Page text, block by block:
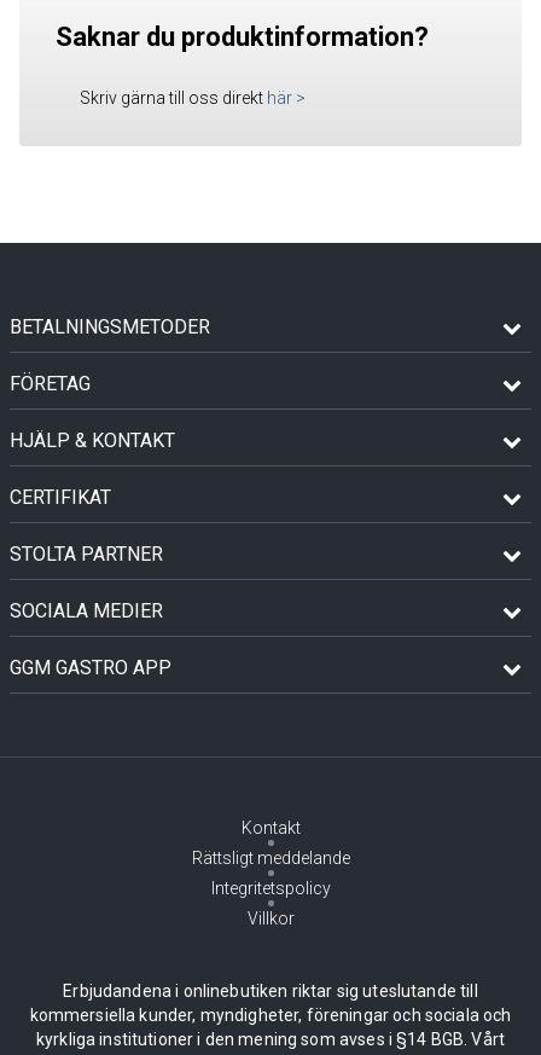
Saknar du produktinformation?
Skriv gärna till oss direkt här >
BETALNINGSMETODER
FÖRETAG
HJÄLP & KONTAKT
CERTIFIKAT
STOLTA PARTNER
SOCIALA MEDIER
GGM GASTRO APP
Kontakt
Rättsligt meddelande
Integritetspolicy
Villkor
Erbjudandena i onlinebutiken riktar sig uteslutande till
kommersiella kunder, myndigheter, föreningar och sociala och
kyrkliga institutioner i den mening som avses i §14 BGB. Vårt